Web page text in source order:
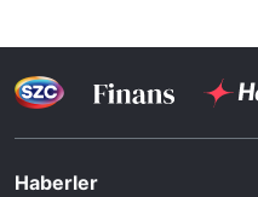
Haberler